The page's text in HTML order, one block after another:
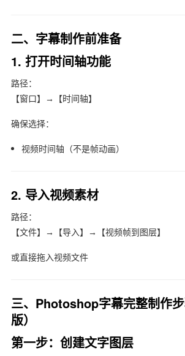
二、字幕制作前准备
1. 打开时间轴功能
路径：
【窗口】→【时间轴】
确保选择：
视频时间轴（不是帧动画）
2. 导入视频素材
路径：
【文件】→【导入】→【视频帧到图层】
或直接拖入视频文件
三、Photoshop字幕完整制作
版）
第一步：创建文字图层